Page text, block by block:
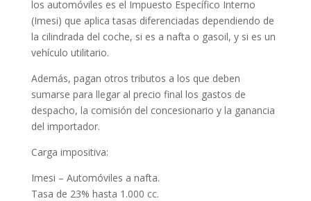
los automóviles es el Impuesto Específico Interno
(Imesi) que aplica tasas diferenciadas dependiendo de
la cilindrada del coche, si es a nafta o gasoil, y si es un
vehículo utilitario.
Además, pagan otros tributos a los que deben
sumarse para llegar al precio final los gastos de
despacho, la comisión del concesionario y la ganancia
del importador.
Carga impositiva:
Imesi – Automóviles a nafta.
Tasa de 23% hasta 1.000 cc.